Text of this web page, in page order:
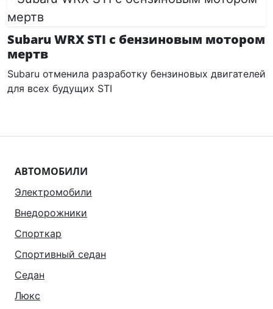
Subaru WRX STI с бензиновым мотором
мертв
Subaru отменила разработку бензиновых двигателей
для всех будущих STI
АВТОМОБИЛИ
Электромобили
Внедорожники
Спорткар
Спортивный седан
Седан
Люкс